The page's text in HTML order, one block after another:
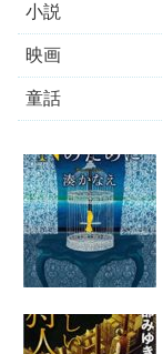
小説
映画
童話